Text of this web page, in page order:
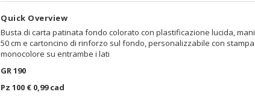
Quick Overview
Busta di carta patinata fondo colorato con plastificazione lucida,
50 cm e cartoncino di rinforzo sul fondo, personalizzabile con
monocolore su entrambe i lati
GR 190
Pz 100 € 0,99 cad